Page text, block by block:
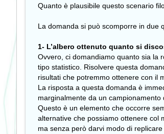
Quanto è plausibile questo scenario
La domanda si può scomporre in due
1- L’albero ottenuto quanto si
Ovvero, ci domandiamo quanto sia la
tipo statistico. Risolvere questa
risultati che potremmo ottenere con il
La risposta a questa domanda è
marginalmente da un
Questo è un elemento che occorre
alternative che possiamo ottenere col
ma senza però darvi modo di